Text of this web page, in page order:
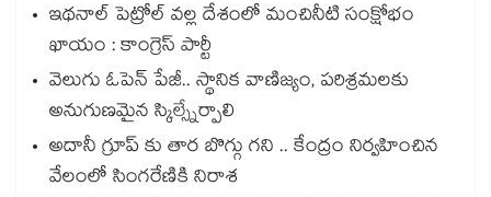
ఇథనాల్ పెట్రోల్ వల్ల దేశంలో మంచినీటి సంక్షోభం
ఖాయం : కాంగ్రెస్ పార్టీ
వెలుగు ఓపెన్ పేజీ.. స్థానిక వాణిజ్యం, పరిశ్రమలకు
అనుగుణమైన స్కిల్స్నేర్పాలి
అదానీ గ్రూప్ కు తార బొగ్గు గని .. కేంద్రం నిర్వహించిన
వేలంలో సింగరేణికి నిరాశ